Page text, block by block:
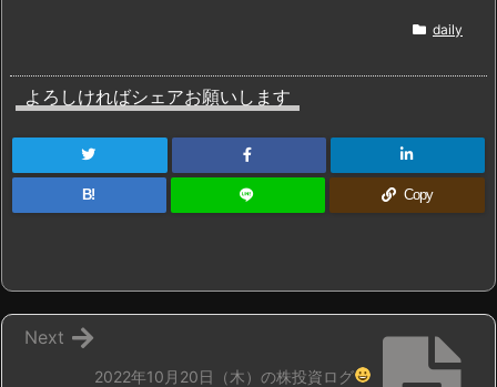
daily
よろしければシェアお願いします
B! Copy
2022年10月20日（木）の株投資ログ
Next